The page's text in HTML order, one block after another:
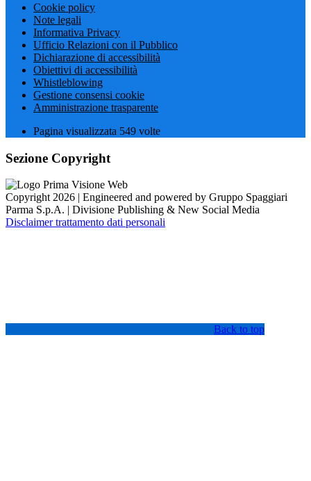
Cookie policy
Note legali
Informativa Privacy
Ufficio Relazioni con il Pubblico
Dichiarazione di accessibilità
Obiettivi di accessibilità
Whistleblowing
Gestione consensi cookie
Amministrazione trasparente
Pagina visualizzata 549 volte
Sezione Copyright
Copyright 2026 | Engineered and powered by Gruppo Spaggiari
Parma S.p.A. | Divisione Publishing & New Social Media
Disclaimer trattamento dati personali
Back to top